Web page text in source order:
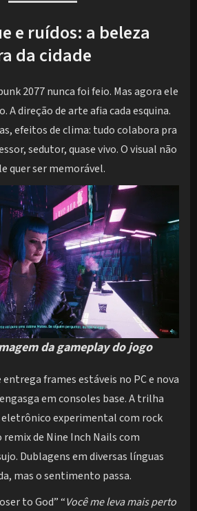
e ruídos: a beleza
da cidade
2077 nunca foi feio. Mas agora ele
A direção de arte afia cada esquina.
efeitos de clima: tudo colabora pra
sedutor, quase vivo. O visual não
quer ser memorável.
da gameplay do jogo
frames estáveis no PC e nova
em consoles base. A trilha
experimental com rock
de Nine Inch Nails com
Dublagens em diversas línguas
mas o sentimento passa.
to God” “Você me leva mais perto